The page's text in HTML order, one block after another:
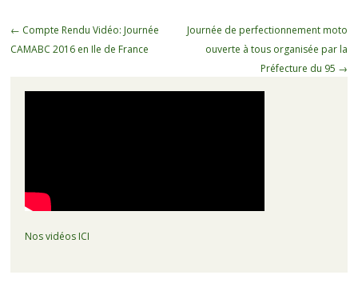
Navigation
des
← Compte Rendu Vidéo: Journée
CAMABC 2016 en Ile de France
Journée de perfectionnement moto
ouverte à tous organisée par la
Préfecture du 95 →
Nos vidéos ICI